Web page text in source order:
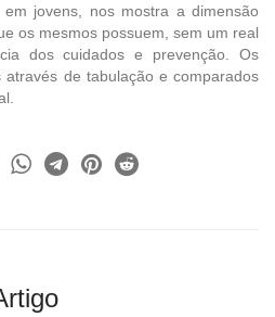
em jovens, nos mostra a dimensão
os mesmos possuem, sem um real
dos cuidados e prevenção. Os
através de tabulação e comparados